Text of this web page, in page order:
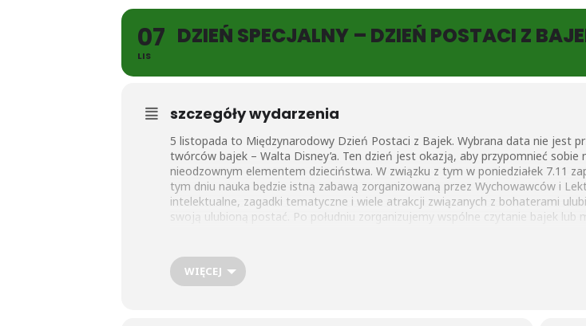
07
LIS
DZIEŃ SPECJALNY – DZIEŃ POSTACI Z
szczegóły wydarzenia
5 listopada to Międzynarodowy Dzień Postaci z Bajek. Wybrana data nie jest
twórców bajek – Walta Disney’a. Ten dzień jest okazją, aby przypomnieć
nieodzownym elementem dzieciństwa. W związku z tym w poniedziałek 7.11
tym dniu nauka będzie istną zabawą zorganizowaną przez Wychowawców i
intelektualne, zagadki tematyczne i wiele atrakcji związanych z bohaterami
swoją ulubioną postać. Po południu zorganizujemy wspólne czytanie bajek lub
WIĘCEJ